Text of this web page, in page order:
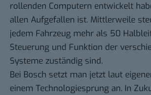
rollenden Computern entwickelt
allen Aufgefallen ist. Mittlerweile
jedem Fahrzeug mehr als 50
Steuerung und Funktion der
Systeme zuständig sind.
Bei Bosch setzt man jetzt laut
einem Technologiesprung an. In